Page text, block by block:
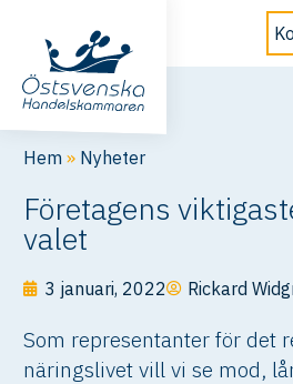
Hem » Nyheter
Företagens
valet
3 januari, 2022 Rickard
Som representanter för det
näringslivet vill vi se mod,